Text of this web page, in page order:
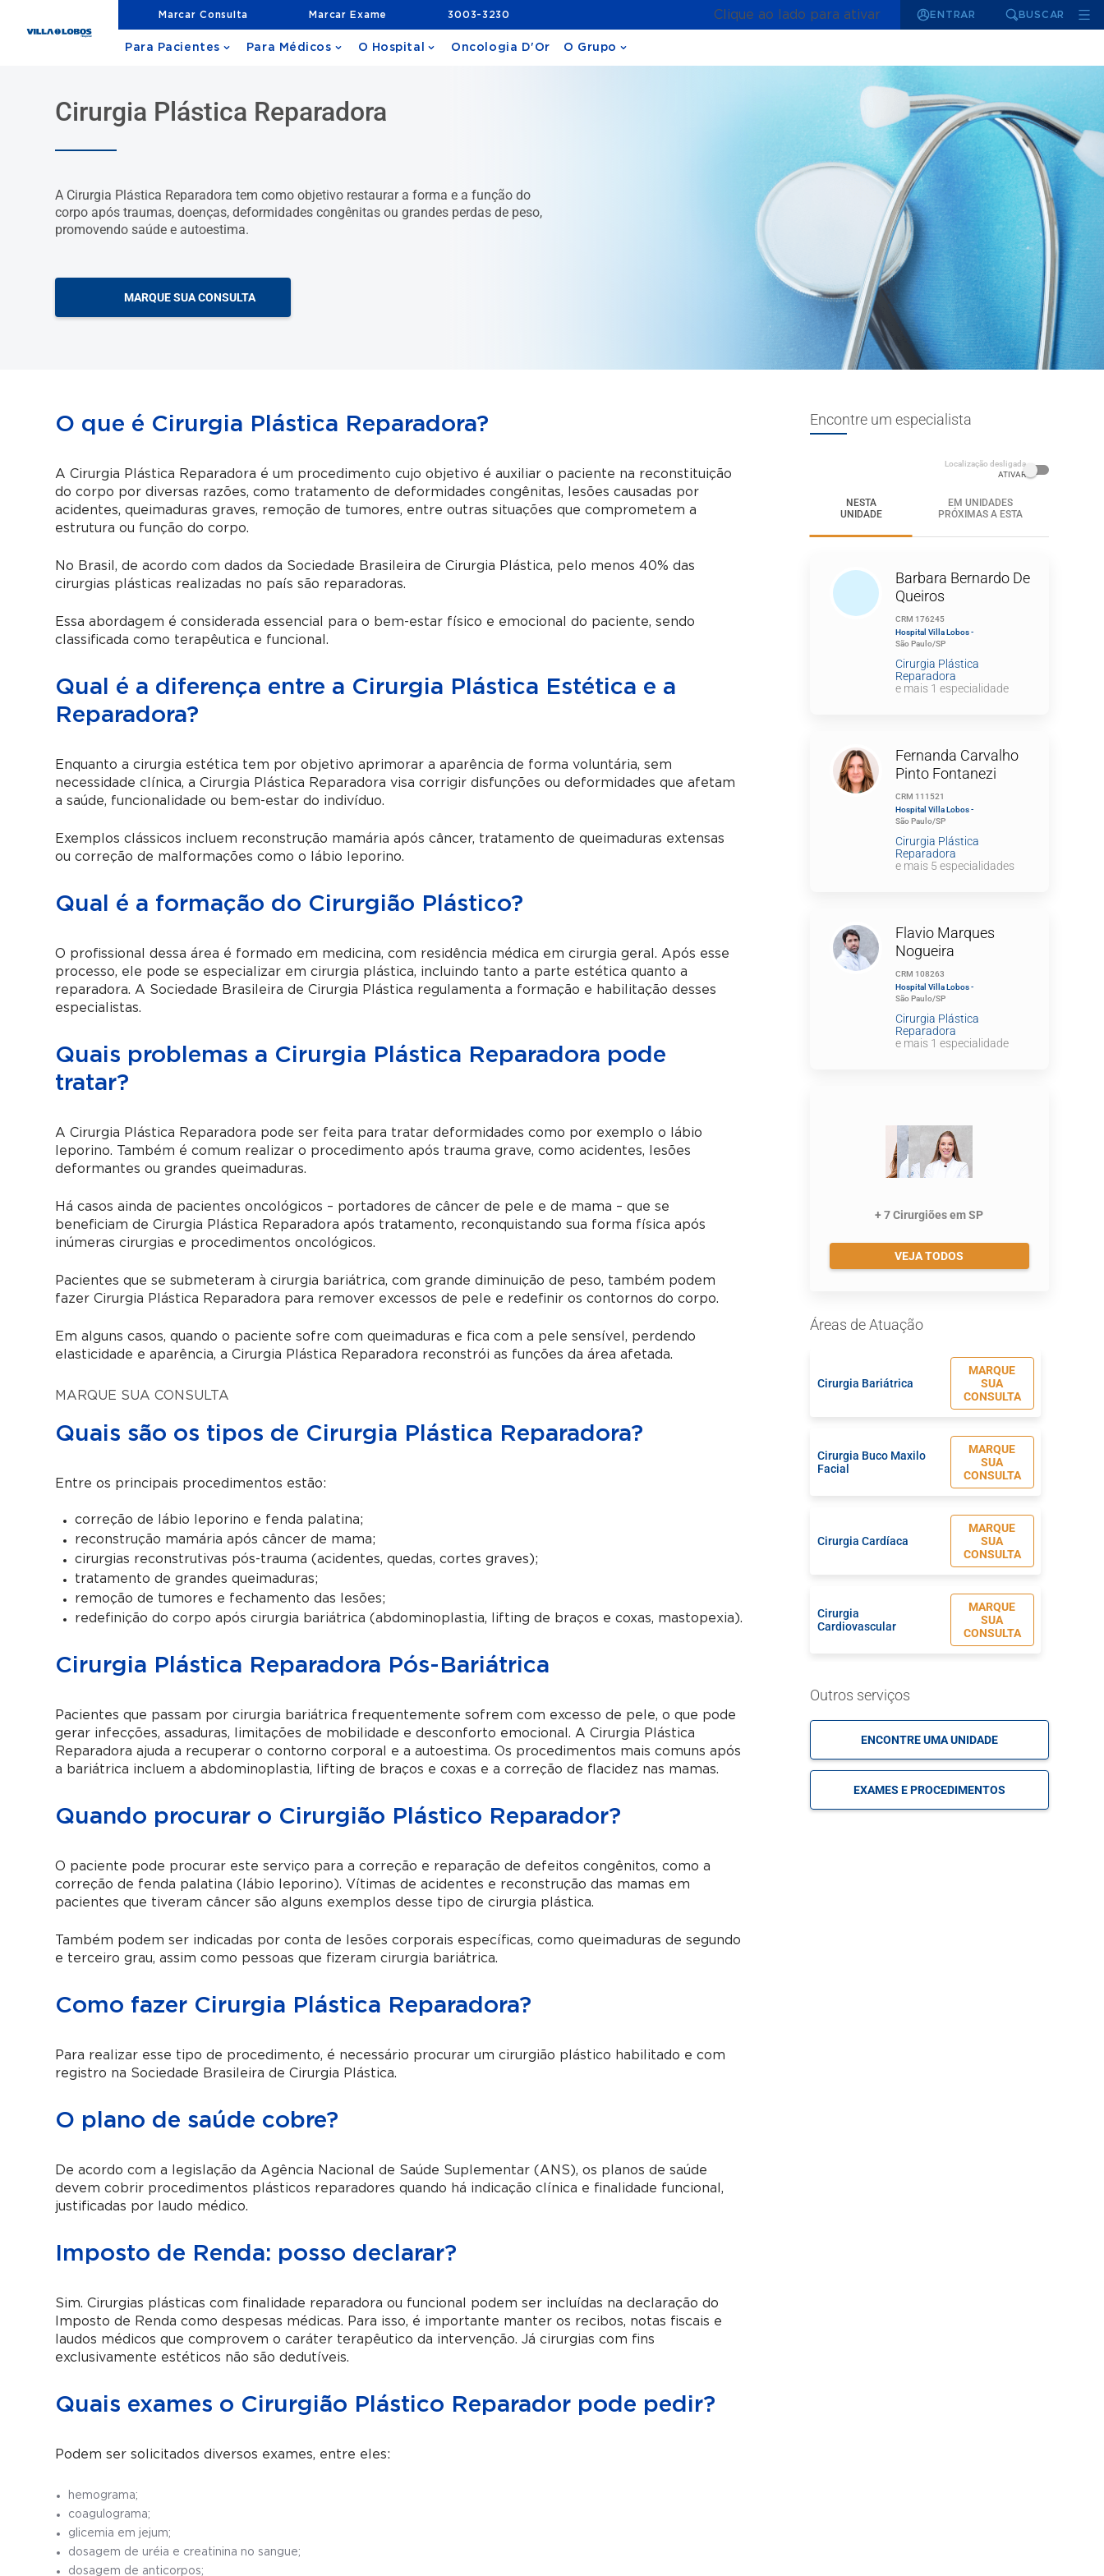
Marcar Consulta Marcar Exame 3003-3230 Clique ao lado para ativar ENTRAR BUSCAR
Para Pacientes Para Médicos O Hospital Oncologia D'Or O Grupo
Cirurgia Plástica Reparadora
A Cirurgia Plástica Reparadora tem como objetivo restaurar a forma e a função do
corpo após traumas, doenças, deformidades congênitas ou grandes perdas de peso,
promovendo saúde e autoestima.
MARQUE SUA CONSULTA
O que é Cirurgia Plástica Reparadora?
A Cirurgia Plástica Reparadora é um procedimento cujo objetivo é auxiliar o paciente na reconstituição
do corpo por diversas razões, como tratamento de deformidades congênitas, lesões causadas por
acidentes, queimaduras graves, remoção de tumores, entre outras situações que comprometem a
estrutura ou função do corpo.
No Brasil, de acordo com dados da Sociedade Brasileira de Cirurgia Plástica, pelo menos 40% das
cirurgias plásticas realizadas no país são reparadoras.
Essa abordagem é considerada essencial para o bem-estar físico e emocional do paciente, sendo
classificada como terapêutica e funcional.
Qual é a diferença entre a Cirurgia Plástica Estética e a
Reparadora?
Enquanto a cirurgia estética tem por objetivo aprimorar a aparência de forma voluntária, sem
necessidade clínica, a Cirurgia Plástica Reparadora visa corrigir disfunções ou deformidades que afetam
a saúde, funcionalidade ou bem-estar do indivíduo.
Exemplos clássicos incluem reconstrução mamária após câncer, tratamento de queimaduras extensas
ou correção de malformações como o lábio leporino.
Qual é a formação do Cirurgião Plástico?
O profissional dessa área é formado em medicina, com residência médica em cirurgia geral. Após esse
processo, ele pode se especializar em cirurgia plástica, incluindo tanto a parte estética quanto a
reparadora. A Sociedade Brasileira de Cirurgia Plástica regulamenta a formação e habilitação desses
especialistas.
Quais problemas a Cirurgia Plástica Reparadora pode
tratar?
A Cirurgia Plástica Reparadora pode ser feita para tratar deformidades como por exemplo o lábio
leporino. Também é comum realizar o procedimento após trauma grave, como acidentes, lesões
deformantes ou grandes queimaduras.
Há casos ainda de pacientes oncológicos – portadores de câncer de pele e de mama – que se
beneficiam de Cirurgia Plástica Reparadora após tratamento, reconquistando sua forma física após
inúmeras cirurgias e procedimentos oncológicos.
Pacientes que se submeteram à cirurgia bariátrica, com grande diminuição de peso, também podem
fazer Cirurgia Plástica Reparadora para remover excessos de pele e redefinir os contornos do corpo.
Em alguns casos, quando o paciente sofre com queimaduras e fica com a pele sensível, perdendo
elasticidade e aparência, a Cirurgia Plástica Reparadora reconstrói as funções da área afetada.
MARQUE SUA CONSULTA
Quais são os tipos de Cirurgia Plástica Reparadora?
Entre os principais procedimentos estão:
correção de lábio leporino e fenda palatina;
reconstrução mamária após câncer de mama;
cirurgias reconstrutivas pós-trauma (acidentes, quedas, cortes graves);
tratamento de grandes queimaduras;
remoção de tumores e fechamento das lesões;
redefinição do corpo após cirurgia bariátrica (abdominoplastia, lifting de braços e coxas, mastopexia).
Cirurgia Plástica Reparadora Pós-Bariátrica
Pacientes que passam por cirurgia bariátrica frequentemente sofrem com excesso de pele, o que pode
gerar infecções, assaduras, limitações de mobilidade e desconforto emocional. A Cirurgia Plástica
Reparadora ajuda a recuperar o contorno corporal e a autoestima. Os procedimentos mais comuns após
a bariátrica incluem a abdominoplastia, lifting de braços e coxas e a correção de flacidez nas mamas.
Quando procurar o Cirurgião Plástico Reparador?
O paciente pode procurar este serviço para a correção e reparação de defeitos congênitos, como a
correção de fenda palatina (lábio leporino). Vítimas de acidentes e reconstrução das mamas em
pacientes que tiveram câncer são alguns exemplos desse tipo de cirurgia plástica.
Também podem ser indicadas por conta de lesões corporais específicas, como queimaduras de segundo
e terceiro grau, assim como pessoas que fizeram cirurgia bariátrica.
Como fazer Cirurgia Plástica Reparadora?
Para realizar esse tipo de procedimento, é necessário procurar um cirurgião plástico habilitado e com
registro na Sociedade Brasileira de Cirurgia Plástica.
O plano de saúde cobre?
De acordo com a legislação da Agência Nacional de Saúde Suplementar (ANS), os planos de saúde
devem cobrir procedimentos plásticos reparadores quando há indicação clínica e finalidade funcional,
justificadas por laudo médico.
Imposto de Renda: posso declarar?
Sim. Cirurgias plásticas com finalidade reparadora ou funcional podem ser incluídas na declaração do
Imposto de Renda como despesas médicas. Para isso, é importante manter os recibos, notas fiscais e
laudos médicos que comprovem o caráter terapêutico da intervenção. Já cirurgias com fins
exclusivamente estéticos não são dedutíveis.
Quais exames o Cirurgião Plástico Reparador pode pedir?
Podem ser solicitados diversos exames, entre eles:
hemograma;
coagulograma;
glicemia em jejum;
dosagem de uréia e creatinina no sangue;
dosagem de anticorpos;
Encontre um especialista
Localização desligada
ATIVAR
NESTA
UNIDADE
EM UNIDADES
PRÓXIMAS A ESTA
Barbara Bernardo De
Queiros
CRM 176245
Hospital Villa Lobos -
São Paulo/SP
Cirurgia Plástica
Reparadora
e mais 1 especialidade
Fernanda Carvalho
Pinto Fontanezi
CRM 111521
Hospital Villa Lobos -
São Paulo/SP
Cirurgia Plástica
Reparadora
e mais 5 especialidades
Flavio Marques
Nogueira
CRM 108263
Hospital Villa Lobos -
São Paulo/SP
Cirurgia Plástica
Reparadora
e mais 1 especialidade
+ 7 Cirurgiões em SP
VEJA TODOS
Áreas de Atuação
Cirurgia Bariátrica
MARQUE
SUA
CONSULTA
Cirurgia Buco Maxilo
Facial
MARQUE
SUA
CONSULTA
Cirurgia Cardíaca
MARQUE
SUA
CONSULTA
Cirurgia
Cardiovascular
MARQUE
SUA
CONSULTA
Cirurgia de Cabeça e
MARQUE
CONSULTA
Outros serviços
ENCONTRE UMA UNIDADE
EXAMES E PROCEDIMENTOS